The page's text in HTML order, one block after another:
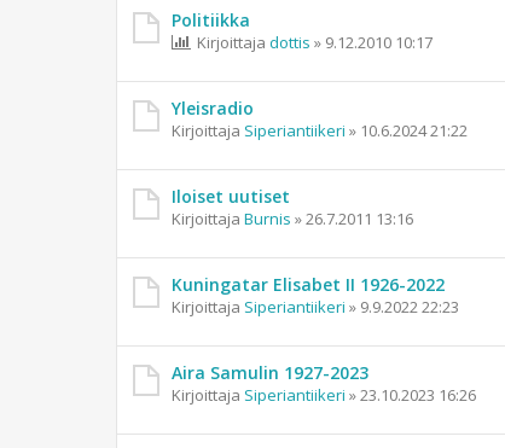
Politiikka
Kirjoittaja dottis » 9.12.2010 10:17
Yleisradio
Kirjoittaja Siperiantiikeri » 10.6.2024 21:22
Iloiset uutiset
Kirjoittaja Burnis »26.7.2011 13:16
Kuningatar Elisabet II 1926-2022
Kirjoittaja Siperiantiikeri » 9.9.2022 22:23
Aira Samulin 1927-2023
Kirjoittaja Siperiantiikeri »23.10.2023 16:26